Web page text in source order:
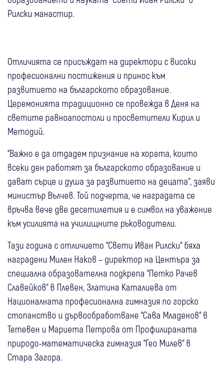
Рилски манастир.
Отличията се присъждат на директори с високи
професионални постижения и принос към
развитието на българското образование.
Церемонията традиционно се провежда в Деня на
светите равноапостоли и просветители Кирил и
Методий.
“Важно е да отдадем признание на хората, които
всеки ден работят за българското образование и
дават сърце и душа за развитието на децата“, заяви
министър Вълчев. Той подчерта, че наградата се
връчва вече две десетилетия и е символ на уважение
към усилията на училищните ръководители.
Тази година с отличието “Свети Иван Рилски“ бяха
наградени Милен Наков – директор на Центъра за
специална образователна подкрепа “Петко Рачев
Славейков“ в Плевен, Златина Каталиева от
Националната професионална гимназия по горско
стопанство и дървообработване “Сава Младенов“ в
Тетевен и Мариета Петрова от Профилираната
природо-математическа гимназия “Гео Милев“ в
Стара Загора.